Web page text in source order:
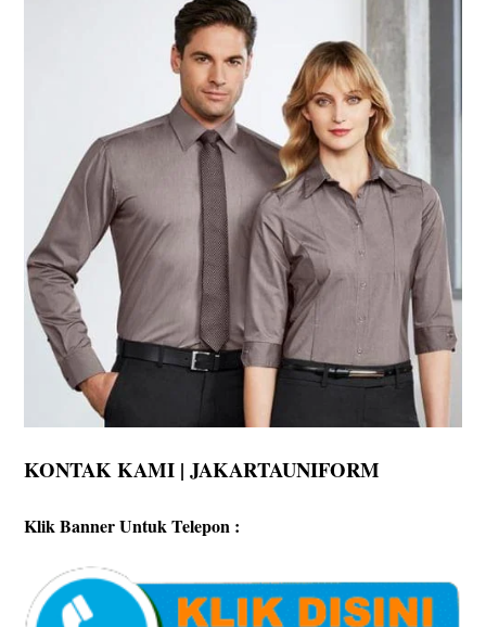
KONTAK KAMI | JAKARTAUNIFORM
Klik Banner Untuk Telepon :